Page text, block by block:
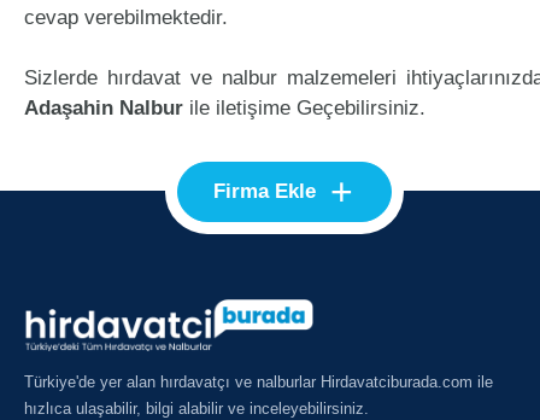
cevap verebilmektedir.
Sizlerde hırdavat ve nalbur malzemeleri
Adaşahin Nalbur ile iletişime Geçebilirsiniz.
Firma Ekle +
Türkiye'de yer alan hırdavatçı ve nalburlar Hirdavatciburada.com ile
hızlıca ulaşabilir, bilgi alabilir ve inceleyebilirsiniz.